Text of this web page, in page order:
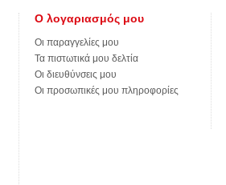
Ο λογαριασμός μου
Οι παραγγελίες μου
Τα πιστωτικά μου δελτία
Οι διευθύνσεις μου
Οι προσωπικές μου πληροφορίες